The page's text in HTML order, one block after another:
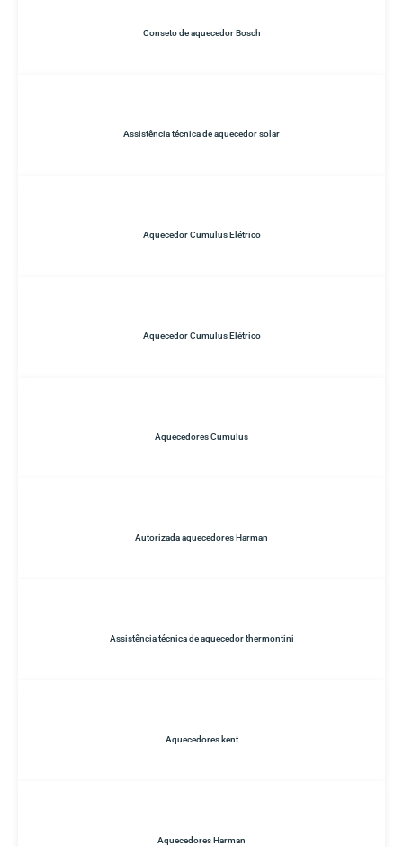
Conseto de aquecedor Bosch
Assistência técnica de aquecedor solar
Aquecedor Cumulus Elétrico
Aquecedor Cumulus Elétrico
Aquecedores Cumulus
Autorizada aquecedores Harman
Assistência técnica de aquecedor thermontini
Aquecedores kent
Aquecedores Harman